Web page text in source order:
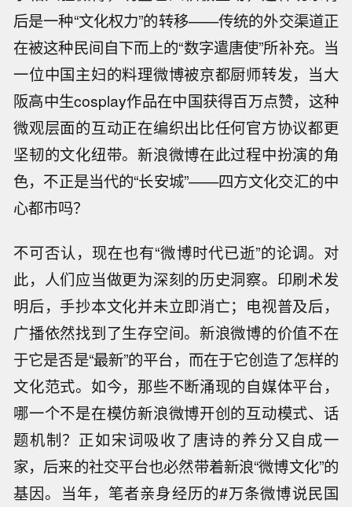
后是一种“文化权力”的转移——传统的外交渠道正
在被这种民间自下而上的“数字遣唐使”所补充。当
一位中国主妇的料理微博被京都厨师转发，当大
阪高中生cosplay作品在中国获得百万点赞，这种
微观层面的互动正在编织出比任何官方协议都更
坚韧的文化纽带。新浪微博在此过程中扮演的角
色，不正是当代的“长安城”——四方文化交汇的中
心都市吗？
不可否认，现在也有“微博时代已逝”的论调。对
此，人们应当做更为深刻的历史洞察。印刷术发
明后，手抄本文化并未立即消亡；电视普及后，
广播依然找到了生存空间。新浪微博的价值不在
于它是否是“最新”的平台，而在于它创造了怎样的
文化范式。如今，那些不断涌现的自媒体平台，
哪一个不是在模仿新浪微博开创的互动模式、话
题机制？正如宋词吸收了唐诗的养分又自成一
家，后来的社交平台也必然带着新浪“微博文化”的
基因。当年，笔者亲身经历的#万条微博说民国